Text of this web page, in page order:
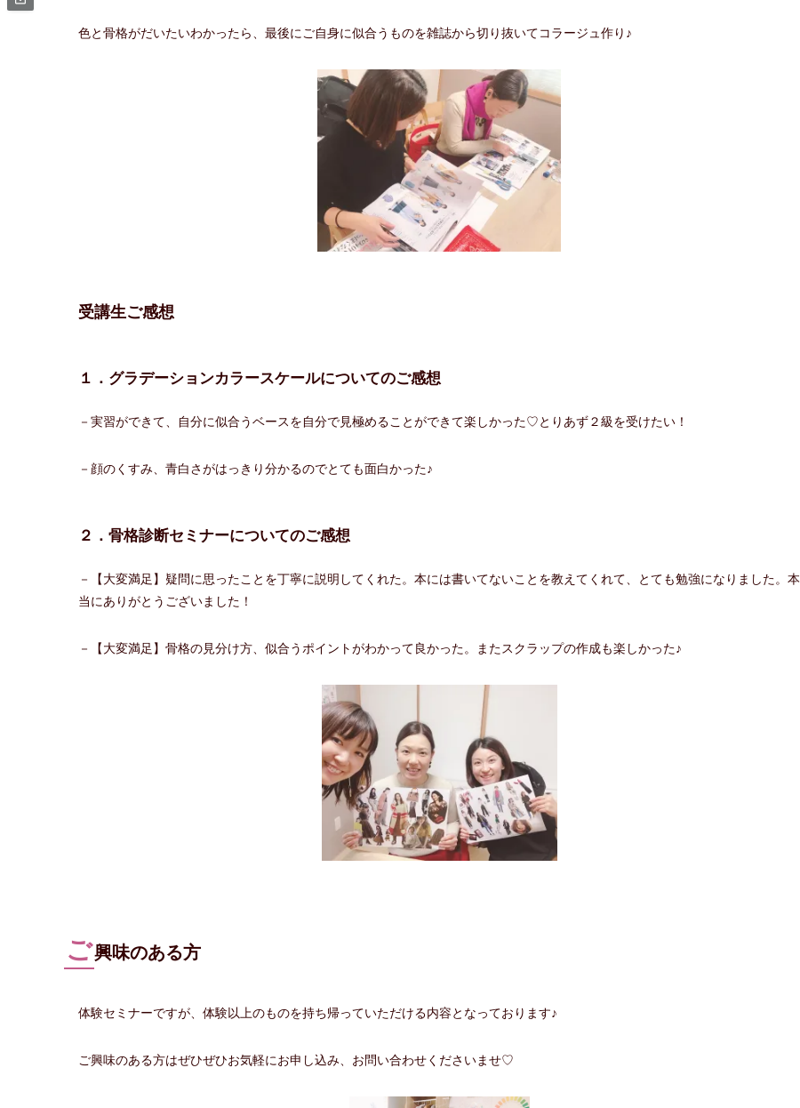
色と骨格がだいたいわかったら、最後にご自身に似合うものを雑誌から切り抜いてコラージュ作り♪
受講生ご感想
１．グラデーションカラースケールについてのご感想
－実習ができて、自分に似合うベースを自分で見極めることができて楽しかった♡とりあず２級を受けたい！
－顔のくすみ、青白さがはっきり分かるのでとても面白かった♪
２．骨格診断セミナーについてのご感想
－【大変満足】疑問に思ったことを丁寧に説明してくれた。本には書いてないことを教えてくれて、とても勉強になりました。本
当にありがとうございました！
－【大変満足】骨格の見分け方、似合うポイントがわかって良かった。またスクラップの作成も楽しかった♪
ご興味のある方
体験セミナーですが、体験以上のものを持ち帰っていただける内容となっております♪
ご興味のある方はぜひぜひお気軽にお申し込み、お問い合わせくださいませ♡